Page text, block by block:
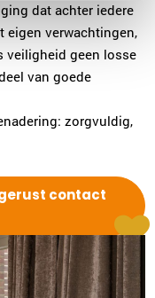
dat achter iedere
eigen verwachtingen,
veiligheid geen losse
van goede
zorgvuldig,
contact